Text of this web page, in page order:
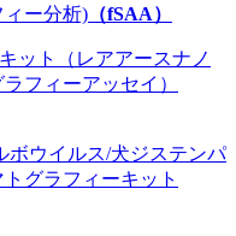
ー分析) （fSAA）
ット（レアアースナノ
フィーアッセイ）
ボウイルス/犬ジステンパ
グラフィーキット